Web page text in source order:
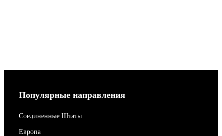
Популярные направления
Соединенные Штаты
Европа